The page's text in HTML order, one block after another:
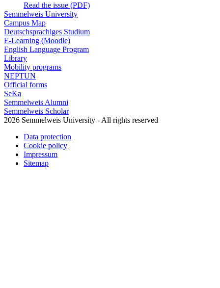
Read the issue (PDF)
Semmelweis University
Campus Map
Deutschsprachiges Studium
E-Learning (Moodle)
English Language Program
Library
Mobility programs
NEPTUN
Official forms
SeKa
Semmelweis Alumni
Semmelweis Scholar
2026 Semmelweis University - All rights reserved
Data protection
Cookie policy
Impressum
Sitemap